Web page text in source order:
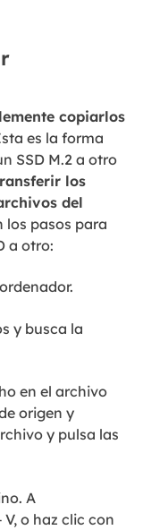
copiarlos
es la forma
SSD M.2 a otro
los
del
pasos para
a otro:
y busca la
en el archivo
origen y
y pulsa las
A
o haz clic con